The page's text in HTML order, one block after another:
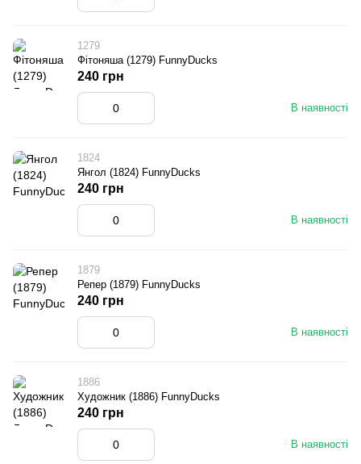
1279
Фітоняша (1279) FunnyDucks
В наявності
240 грн
1824
Янгол (1824) FunnyDucks
В наявності
240 грн
1879
Репер (1879) FunnyDucks
В наявності
240 грн
1886
Художник (1886) FunnyDucks
В наявності
240 грн